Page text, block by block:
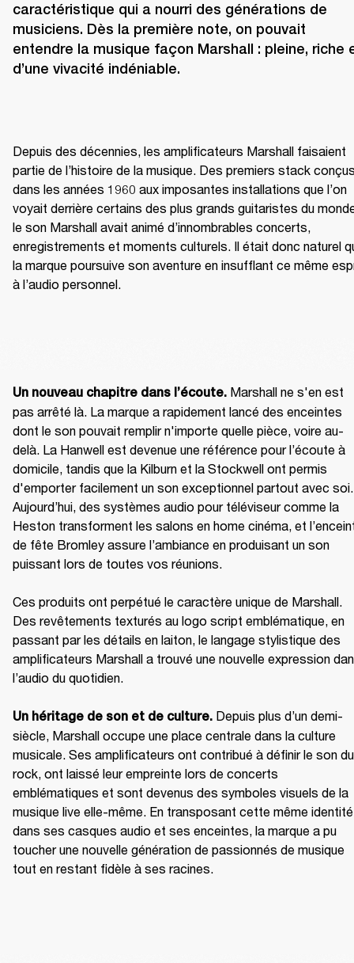
caractéristique qui a nourri des générations de
musiciens. Dès la première note, on pouvait
entendre la musique façon Marshall : pleine, riche
d’une vivacité indéniable.
Depuis des décennies, les amplificateurs Marshall faisaient
partie de l’histoire de la musique. Des premiers stack
dans les années 1960 aux imposantes installations que l’on
voyait derrière certains des plus grands guitaristes du
le son Marshall avait animé d’innombrables concerts,
enregistrements et moments culturels. Il était donc naturel
la marque poursuive son aventure en insufflant ce même
à l’audio personnel.
Un nouveau chapitre dans l’écoute. Marshall ne s'en est
pas arrêté là. La marque a rapidement lancé des enceintes
dont le son pouvait remplir n'importe quelle pièce, voire au-
delà. La Hanwell est devenue une référence pour l’écoute à
domicile, tandis que la Kilburn et la Stockwell ont permis
d'emporter facilement un son exceptionnel partout avec soi.
Aujourd’hui, des systèmes audio pour téléviseur comme la
Heston transforment les salons en home cinéma, et
de fête Bromley assure l’ambiance en produisant un son
puissant lors de toutes vos réunions.
Ces produits ont perpétué le caractère unique de Marshall.
Des revêtements texturés au logo script emblématique, en
passant par les détails en laiton, le langage stylistique des
amplificateurs Marshall a trouvé une nouvelle expression
l’audio du quotidien.
Un héritage de son et de culture. Depuis plus d’un demi-
siècle, Marshall occupe une place centrale dans la culture
musicale. Ses amplificateurs ont contribué à définir le son du
rock, ont laissé leur empreinte lors de concerts
emblématiques et sont devenus des symboles visuels de la
musique live elle-même. En transposant cette même identité
dans ses casques audio et ses enceintes, la marque a pu
toucher une nouvelle génération de passionnés de musique
tout en restant fidèle à ses racines.